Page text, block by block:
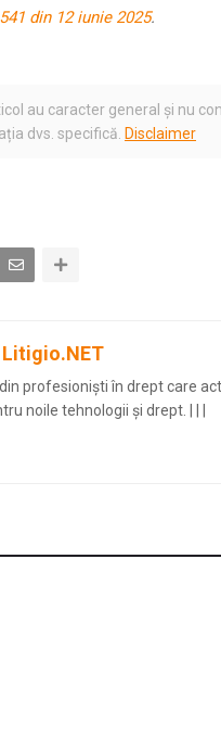
din 12 iunie 2025.
au caracter general și nu
dvs. specifică. Disclaimer
profesioniști în drept care
noile tehnologii și drept.